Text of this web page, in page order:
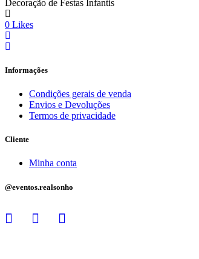
Decoração de Festas Infantis
0 Likes
Informações
Condições gerais de venda
Envios e Devoluções
Termos de privacidade
Cliente
Minha conta
@eventos.realsonho